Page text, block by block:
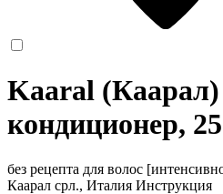
Kaaral
кондиционер,
без рецепта для волос
Каарал срл., Италия Инструкция